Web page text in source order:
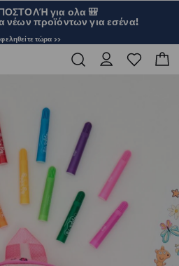
για ολα 🎒
νέων προϊόντων για εσένα!
τώρα >>